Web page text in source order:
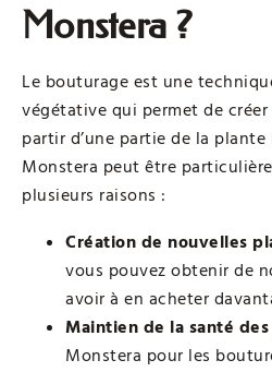
Monstera ?
Le bouturage est une
végétative qui permet de
partir d’une partie de la plante
Monstera peut être
plusieurs raisons :
Création de nouvelles
vous pouvez obtenir de
avoir à en acheter
Maintien de la santé
Monstera pour les